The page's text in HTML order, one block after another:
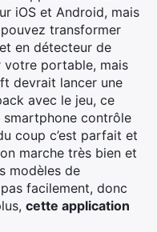
iOS et Android, mais
transformer
en détecteur de
votre portable, mais
devrait lancer une
avec le jeu, ce
contrôle
coup c’est parfait et
marche très bien et
modèles de
facilement, donc
cette application